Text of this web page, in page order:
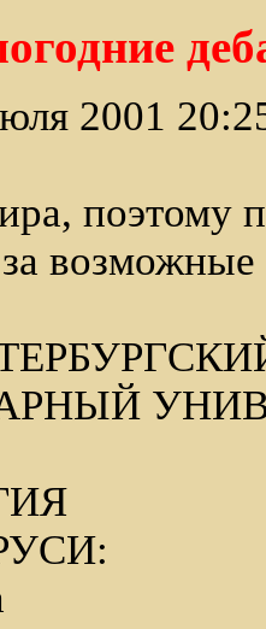
2001
поэтому
возможные